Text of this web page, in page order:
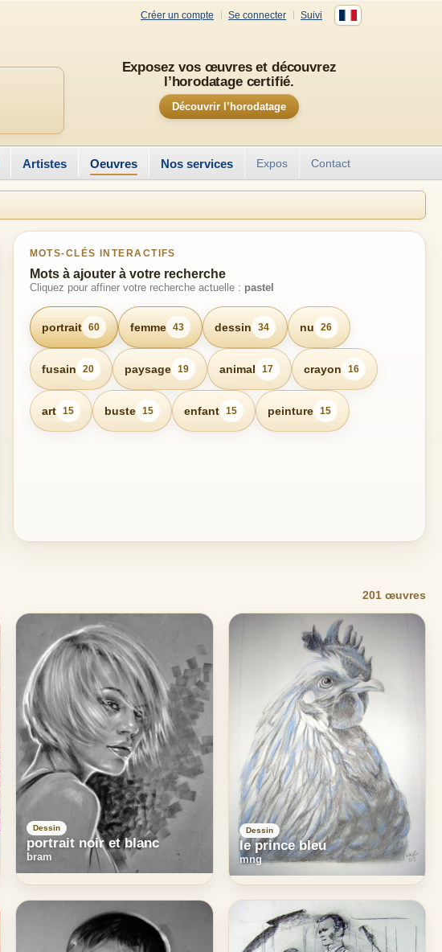
Créer un compte Se connecter Suivi
Exposez vos œuvres et découvrez
l’horodatage certifié.
Découvrir l’horodatage
Artistes Oeuvres Nos services Expos Contact
MOTS-CLÉS INTERACTIFS
Mots à ajouter à votre recherche
Cliquez pour affiner votre recherche actuelle : pastel
portrait 60 femme 43 dessin 34 nu 26
fusain 20 paysage 19 animal 17 crayon 16
art 15 buste 15 enfant 15 peinture 15
201 œuvres
Dessin
portrait noir et blanc
bram
Dessin
le prince bleu
mng